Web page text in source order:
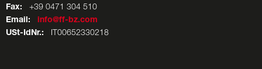
Fax: +39 0471 304 510
Email:
info@ff-bz.com
USt-IdNr.: IT00652330218